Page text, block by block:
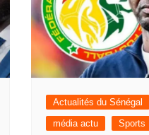
Actualités du Sénégal
média actu
Sports